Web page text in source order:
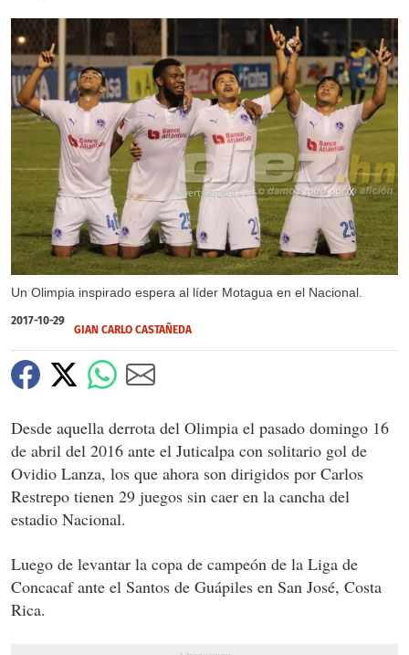
Un Olimpia inspirado espera al líder Motagua en el Nacional.
X
2017-10-29
GIAN CARLO CASTAÑEDA
Desde aquella derrota del Olimpia el pasado domingo 16
de abril del 2016 ante el Juticalpa con solitario gol de
Ovidio Lanza, los que ahora son dirigidos por Carlos
Restrepo tienen 29 juegos sin caer en la cancha del
estadio Nacional.
Luego de levantar la copa de campeón de la Liga de
Concacaf ante el Santos de Guápiles en San José, Costa
Rica.